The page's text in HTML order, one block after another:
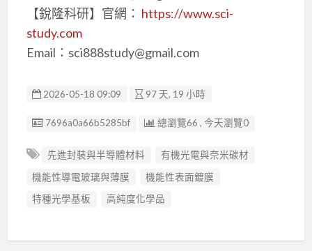
【銳隆科研】官網： https://www.sci-
study.com
Email：sci888study@gmail.com
2026-05-18 09:09 97 天, 19 小時
廣告编號
7696a0a66b5285bf 總瀏覽66 , 今天瀏覽0
先進封裝與半導體材料
有機光電與奈米碳材
機能性導電玻璃與薄膜
機能性表面鍍膜
特種光學基板
高純度化學品